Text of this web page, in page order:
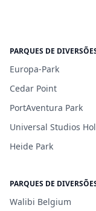
PARQUES DE
Europa-Park
Cedar Point
PortAventura Park
Universal Studios
Heide Park
PARQUES DE
Walibi Belgium